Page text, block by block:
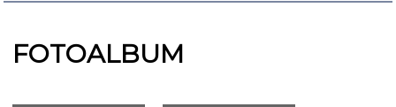
FOTOALBUM